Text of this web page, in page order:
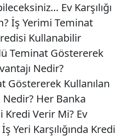
Ev Karşılığı
İş Yerimi Teminat
Kullanabilir
Teminat Göstererek
Nedir?
Göstererek Kullanılan
Nedir? Her Banka
Verir Mi? Ev
Yeri Karşılığında Kredi